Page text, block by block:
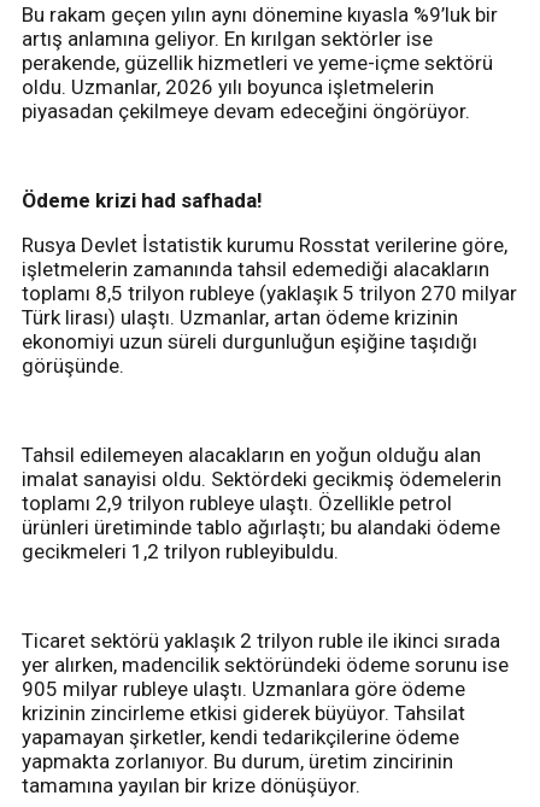
Bu rakam geçen yılın aynı dönemine kıyasla %9’luk bir
artış anlamına geliyor. En kırılgan sektörler ise
perakende, güzellik hizmetleri ve yeme-içme sektörü
oldu. Uzmanlar, 2026 yılı boyunca işletmelerin
piyasadan çekilmeye devam edeceğini öngörüyor.
Ödeme krizi had safhada!
Rusya Devlet İstatistik kurumu Rosstat verilerine göre,
işletmelerin zamanında tahsil edemediği alacakların
toplamı 8,5 trilyon rubleye (yaklaşık 5 trilyon 270 milyar
Türk lirası) ulaştı. Uzmanlar, artan ödeme krizinin
ekonomiyi uzun süreli durgunluğun eşiğine taşıdığı
görüşünde.
Tahsil edilemeyen alacakların en yoğun olduğu alan
imalat sanayisi oldu. Sektördeki gecikmiş ödemelerin
toplamı 2,9 trilyon rubleye ulaştı. Özellikle petrol
ürünleri üretiminde tablo ağırlaştı; bu alandaki ödeme
gecikmeleri 1,2 trilyon rubleyibuldu.
Ticaret sektörü yaklaşık 2 trilyon ruble ile ikinci sırada
yer alırken, madencilik sektöründeki ödeme sorunu ise
905 milyar rubleye ulaştı. Uzmanlara göre ödeme
krizinin zincirleme etkisi giderek büyüyor. Tahsilat
yapamayan şirketler, kendi tedarikçilerine ödeme
yapmakta zorlanıyor. Bu durum, üretim zincirinin
tamamına yayılan bir krize dönüşüyor.